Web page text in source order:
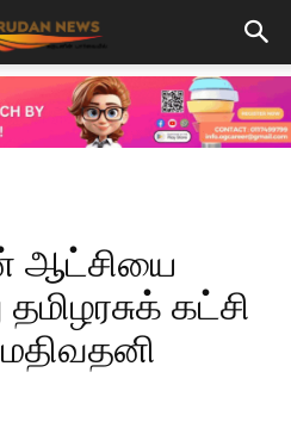
ஆட்சியை
கட்சி